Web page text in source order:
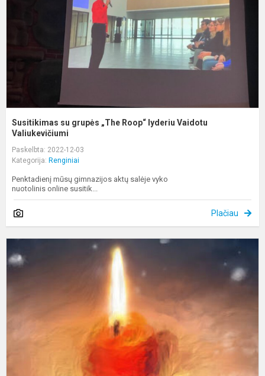
Susitikimas su grupės „The Roop“ lyderiu Vaidotu
Valiukevičiumi
Paskelbta: 2022-12-03
Kategorija: Renginiai
Penktadienį mūsų gimnazijos aktų salėje vyko
nuotolinis online susitik...
Plačiau